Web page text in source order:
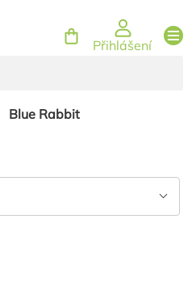
Přihlášení
Blue Rabbit